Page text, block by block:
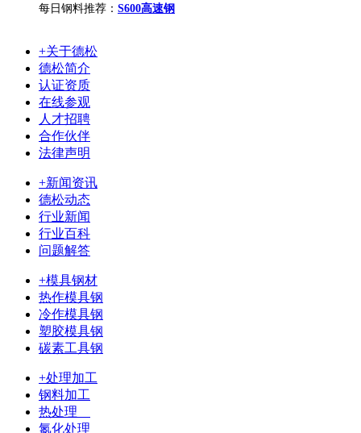
每日钢料推荐： S600高速钢
+关于德松
德松简介
认证资质
在线参观
人才招聘
合作伙伴
法律声明
+新闻资讯
德松动态
行业新闻
行业百科
问题解答
+模具钢材
热作模具钢
冷作模具钢
塑胶模具钢
碳素工具钢
+处理加工
钢料加工
热处理
氮化处理